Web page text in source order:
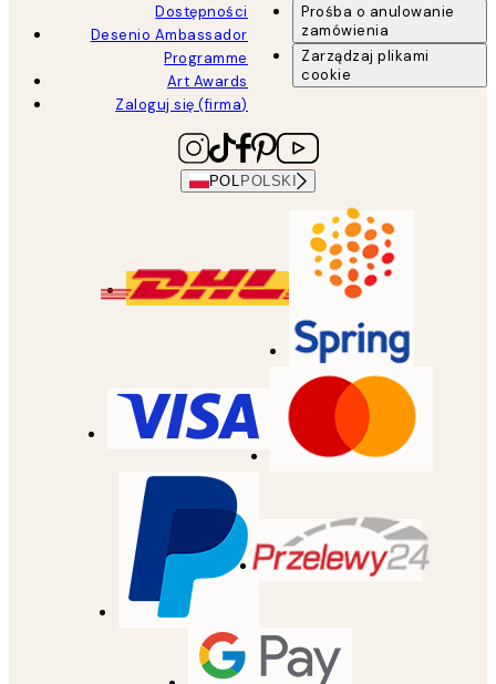
Dostępności
Desenio Ambassador
Programme
Art Awards
Zaloguj się (firma)
Prośba o anulowanie
zamówienia
Zarządzaj plikami
cookie
POL POLSKI